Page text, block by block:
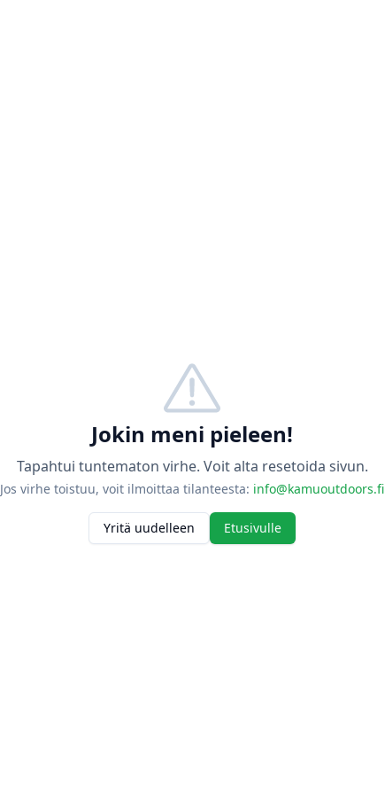
Jokin meni pieleen!
Tapahtui tuntematon virhe. Voit alta resetoida sivun.
Jos virhe toistuu, voit ilmoittaa tilanteesta: info@kamuoutdoors.fi
Yritä uudelleen Etusivulle